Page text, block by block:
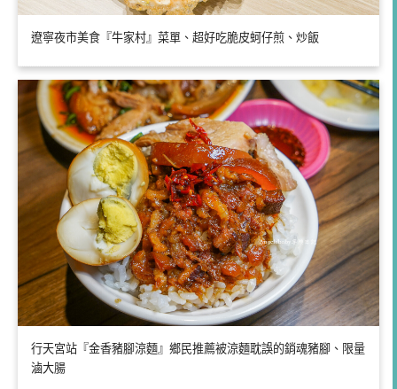
遼寧夜市美食『牛家村』菜單、超好吃脆皮蚵仔煎、炒飯
行天宮站『金香豬腳涼麵』鄉民推薦被涼麵耽誤的銷魂豬腳、限量
滷大腸